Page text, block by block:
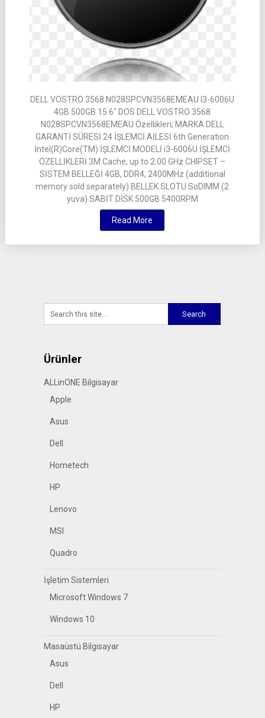
DELL VOSTRO 3568 N028SPCVN3568EMEAU I3-6006U
4GB 500GB 15.6″ DOS DELL VOSTRO 3568
N028SPCVN3568EMEAU Özellikleri; MARKA DELL
GARANTİ SÜRESİ 24 İŞLEMCİ AİLESİ 6th Generation
Intel(R)Core(TM) İŞLEMCİ MODELİ i3-6006U İŞLEMCİ
ÖZELLİKLERİ 3M Cache, up to 2.00 GHz CHIPSET –
SİSTEM BELLEĞİ 4GB, DDR4, 2400MHz (additional
memory sold separately) BELLEK SLOTU SoDIMM (2
yuva) SABİT DİSK 500GB 5400RPM
Read More
Ürünler
ALLinONE Bilgisayar
Apple
Asus
Dell
Hometech
HP
Lenovo
MSI
Quadro
İşletim Sistemleri
Microsoft Windows 7
Windows 10
Masaüstü Bilgisayar
Asus
Dell
HP